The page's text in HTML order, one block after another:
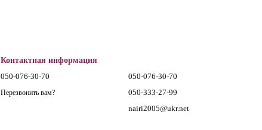
Контактная информация
050-076-30-70
Перезвонить вам?
050-076-30-70
050-333-27-99
nairi2005@ukr.net